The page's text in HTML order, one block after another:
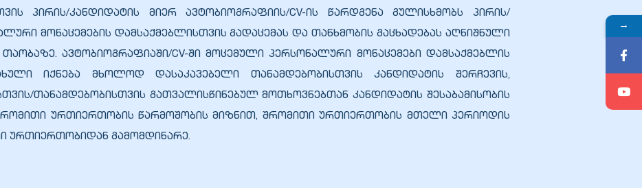
პირის/კანდიდატის მიერ ავტობიოგრაფიის/CV-ის წარდგენა გულისხმობს პირის/
მონაცემების დამსაქმებლისთვის გადაცემას და თანხმობის გაცხადებას აღნიშნული
თაობაზე. ავტობიოგრაფიაში/CV-ში მოცემული პერსონალური მონაცემები დამსაქმებლის
იქნება მხოლოდ დასაკავებელი თანამდებობისთვის კანდიდატის შერჩევის,
თანამდებობისთვის გათვალისწინებულ მოთხოვნებთან კანდიდატის შესაბამისობის
ურთიერთობის წარმოშობის მიზნით, შრომითი ურთიერთობის მთელი პერიოდის
ურთიერთობიდან გამომდინარე.
→